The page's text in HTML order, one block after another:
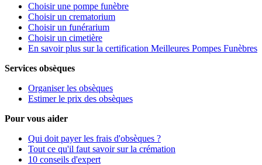
Choisir une pompe funèbre
Choisir un crematorium
Choisir un funérarium
Choisir un cimetière
En savoir plus sur la certification Meilleures Pompes Funèbres
Services obsèques
Organiser les obsèques
Estimer le prix des obsèques
Pour vous aider
Qui doit payer les frais d'obsèques ?
Tout ce qu'il faut savoir sur la crémation
10 conseils d'expert